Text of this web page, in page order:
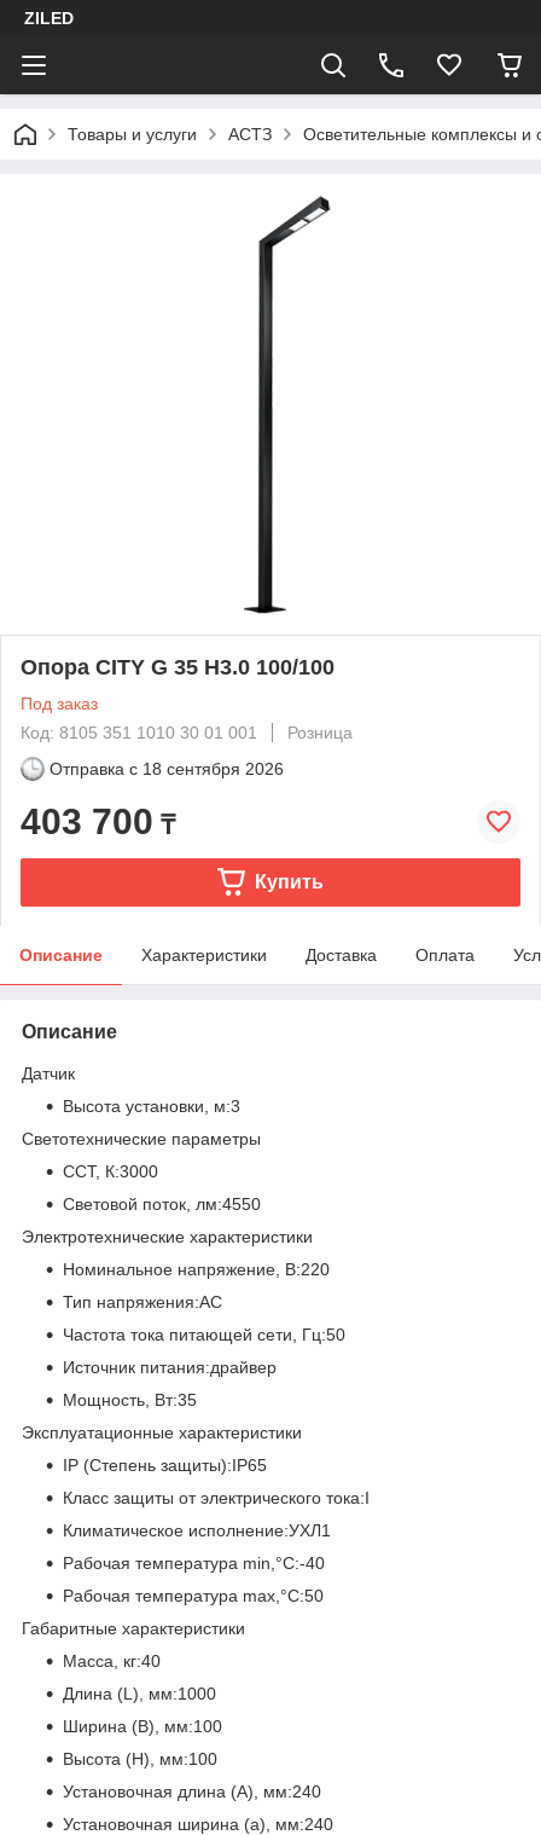
ZILED
Товары и услуги АСТЗ Осветительные комплексы и
Опора CITY G 35 H3.0 100/100
Под заказ
Код: 8105 351 1010 30 01 001
Розница
Отправка с 18 сентября 2026
403 700 ₸
Купить
Описание Характеристики Доставка Оплата
Описание
Датчик
Высота установки, м:3
Светотехнические параметры
CCT, К:3000
Световой поток, лм:4550
Электротехнические характеристики
Номинальное напряжение, В:220
Тип напряжения:AC
Частота тока питающей сети, Гц:50
Источник питания:драйвер
Мощность, Вт:35
Эксплуатационные характеристики
IP (Степень защиты):IP65
Класс защиты от электрического тока:I
Климатическое исполнение:УХЛ1
Рабочая температура min,°C:-40
Рабочая температура max,°C:50
Габаритные характеристики
Масса, кг:40
Длина (L), мм:1000
Ширина (B), мм:100
Высота (H), мм:100
Установочная длина (A), мм:240
Установочная ширина (a), мм:240